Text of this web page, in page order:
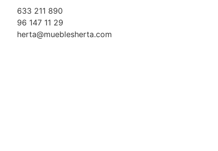
633 211 890
96 147 11 29
herta@mueblesherta.com